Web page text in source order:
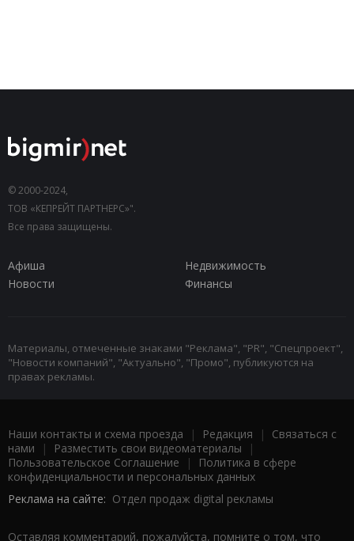
© 2000-2024,
ТОВ «КЕПРЕЙТ ПАРТНЕРС»".
Все права защищены.
Афиша
Недвижимость
Новости
Финансы
Материалы, отмеченные знаками "Реклама", "PR", "Спецпроект",
"Новости компаний", "Актуально", "Промо", публикуются на
правах рекламы.
Наши контакты и схема проезда | Редакция | Связаться с
нами | Разместить свои видеоматериалы |
Пользовательское Соглашение |
Политика в сфере
конфиденциальности и персональных данных
Реклама на сайте: Отдел продаж digital рекламы
Оставляя комментарий, пожалуйста, помните о том, что